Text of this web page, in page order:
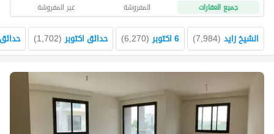
جميع العقارات المفروشة غير المفروشة
الشيخ زايد (
7,984
) 6 اكتوبر (
6,270
) حدائق اكتوبر (
1,702
)